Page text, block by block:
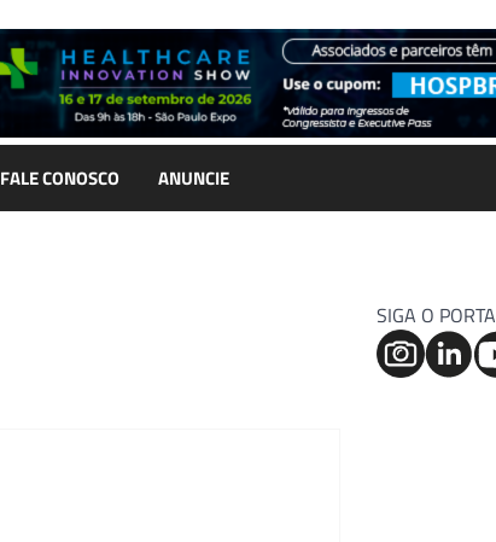
FALE CONOSCO ANUNCIE
SIGA O